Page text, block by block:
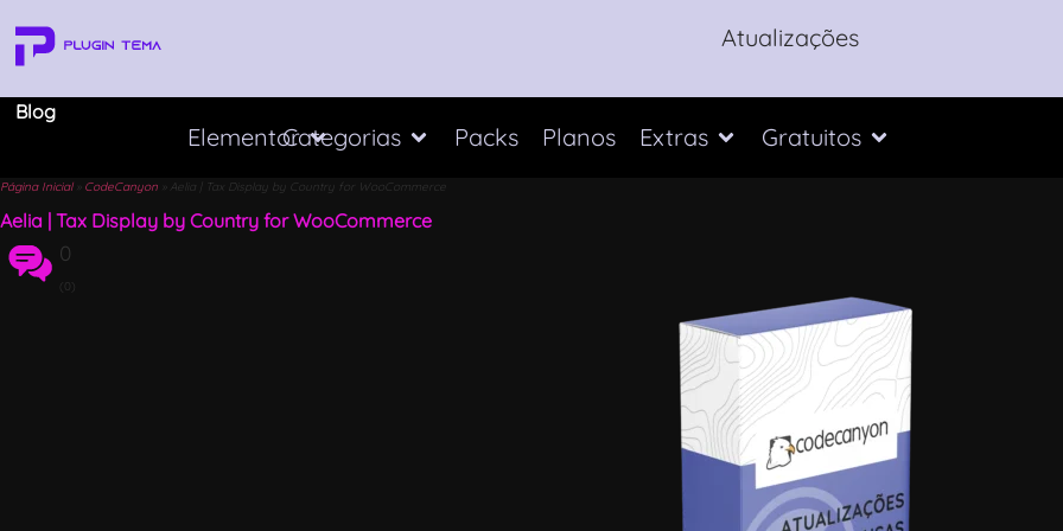
Atualizações
Blog
ElementorCategorias Packs Planos Extras Gratuitos
Página Inicial» CodeCanyon » Aelia | Tax Display by Country for WooCommerce
Aelia | Tax Display by Country for WooCommerce
0